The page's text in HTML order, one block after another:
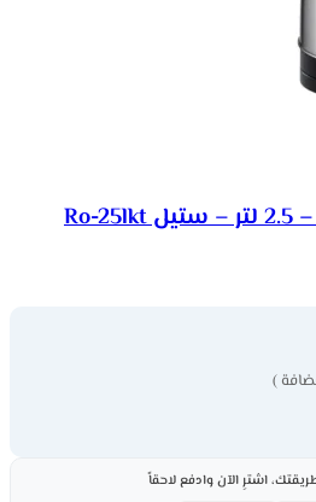
)
اشترِ الآن وادفع لاحقاً